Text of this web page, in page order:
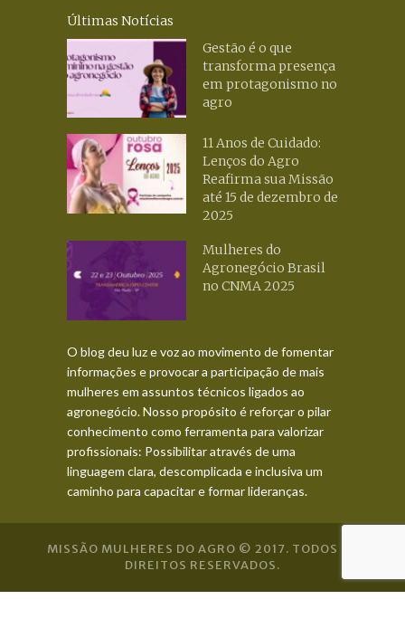
Últimas Notícias
Gestão é o que
transforma presença
em protagonismo no
agro
11 Anos de Cuidado:
Lenços do Agro
Reafirma sua Missão
até 15 de dezembro de
2025
Mulheres do
Agronegócio Brasil
no CNMA 2025
O blog deu luz e voz ao movimento de fomentar
informações e provocar a participação de mais
mulheres em assuntos técnicos ligados ao
agronegócio. Nosso propósito é reforçar o pilar
conhecimento como ferramenta para valorizar
profissionais: Possibilitar através de uma
linguagem clara, descomplicada e inclusiva um
caminho para capacitar e formar lideranças.
MISSÃO MULHERES DO AGRO © 2017. TODOS OS
DIREITOS RESERVADOS.